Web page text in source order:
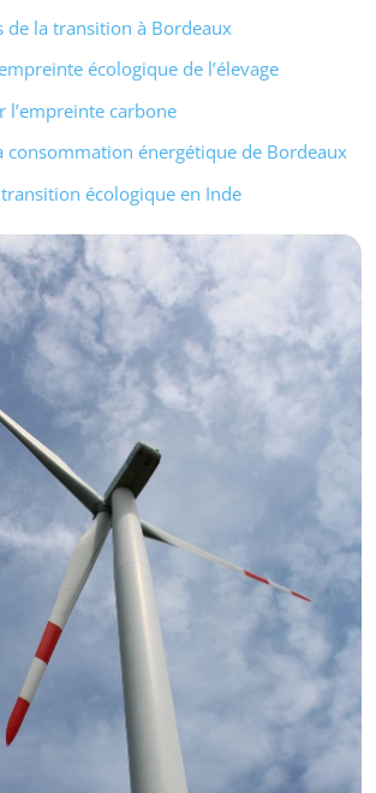
de la transition à Bordeaux
écologique de l’élevage
l’empreinte carbone
consommation énergétique de Bordeaux
écologique en Inde